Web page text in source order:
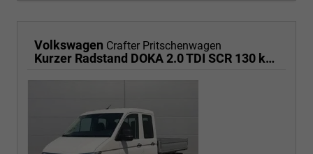
Volkswagen Crafter Pritschenwagen
Kurzer Radstand DOKA 2.0 TDI SCR 130 kW 6-Gang, 6 Sitze, Klima